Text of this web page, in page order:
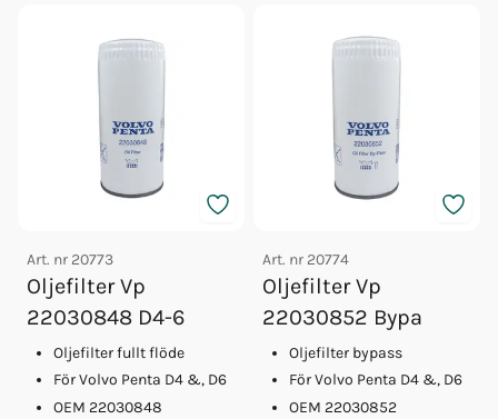
Art. nr 20773
Oljefilter Vp
22030848 D4-6
Oljefilter fullt flöde
För Volvo Penta D4 &, D6
OEM 22030848
Art. nr 20774
Oljefilter Vp
22030852 Bypa
Oljefilter bypass
För Volvo Penta D4 &, D6
OEM 22030852